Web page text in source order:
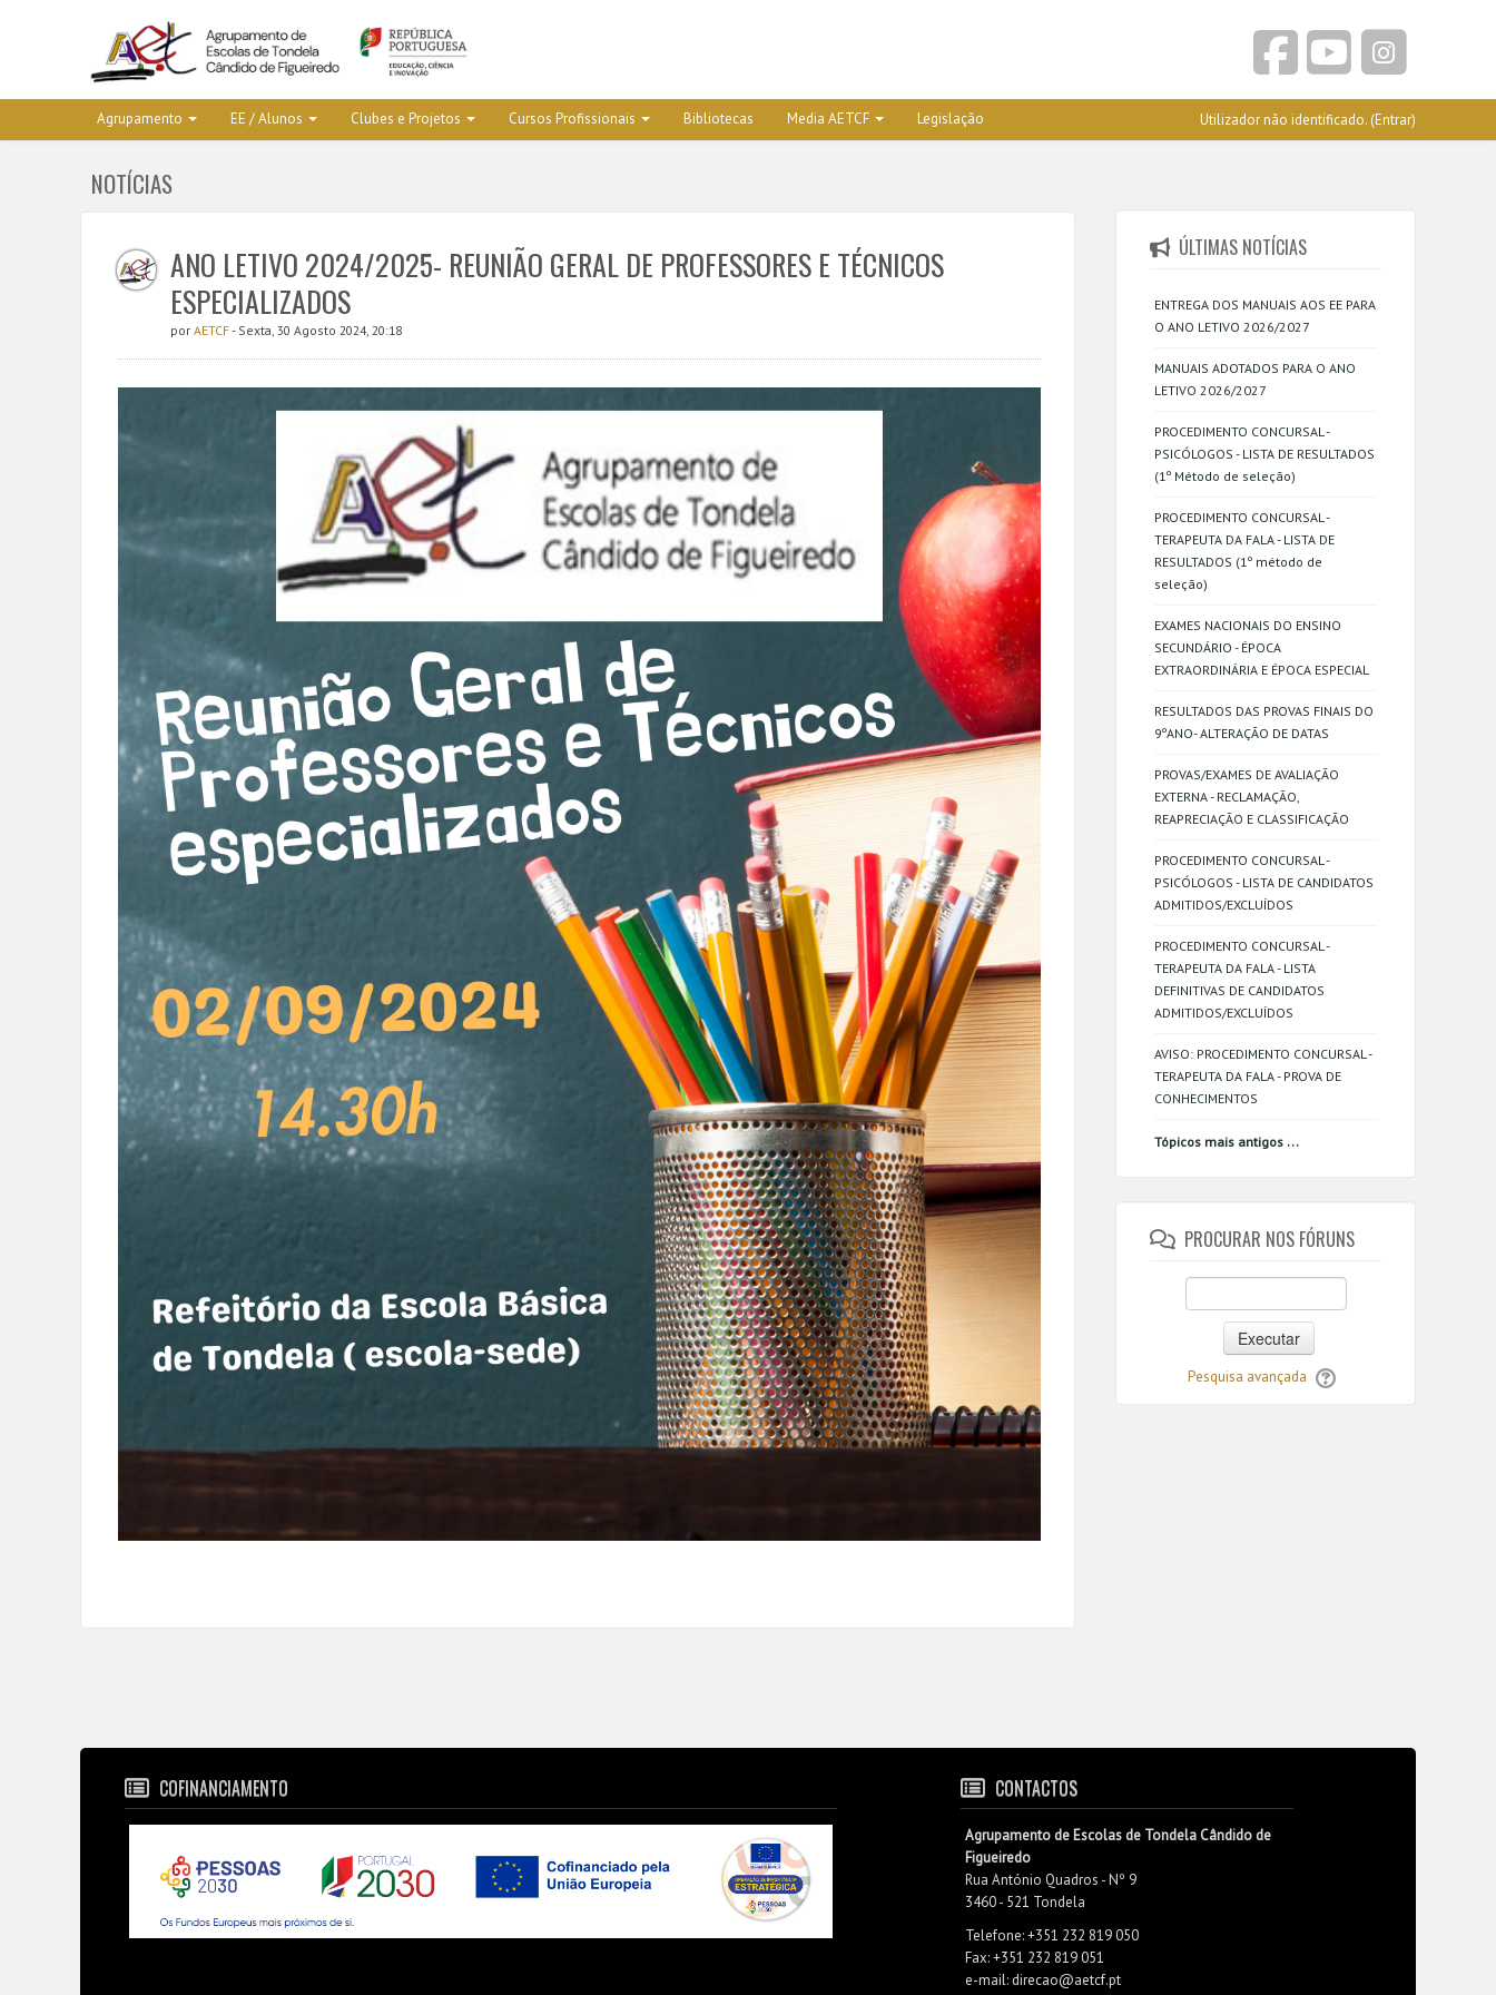
Agrupamento EE / Alunos Clubes e Projetos Cursos Profissionais Bibliotecas Media AETCF Legislação Utilizador não identificado. (Entrar)
NOTÍCIAS
ANO LETIVO 2024/2025- REUNIÃO GERAL DE PROFESSORES E TÉCNICOS
ESPECIALIZADOS
por AETCF- Sexta, 30 Agosto 2024, 20:18
ÚLTIMAS NOTÍCIAS
ENTREGA DOS MANUAIS AOS EE PARA
O ANO LETIVO 2026/2027
MANUAIS ADOTADOS PARA O ANO
LETIVO 2026/2027
PROCEDIMENTO CONCURSAL -
PSICÓLOGOS - LISTA DE RESULTADOS
(1º Método de seleção)
PROCEDIMENTO CONCURSAL -
TERAPEUTA DA FALA - LISTA DE
RESULTADOS (1º método de
seleção)
EXAMES NACIONAIS DO ENSINO
SECUNDÁRIO - ÉPOCA
EXTRAORDINÁRIA E ÉPOCA ESPECIAL
RESULTADOS DAS PROVAS FINAIS DO
9ºANO- ALTERAÇÃO DE DATAS
PROVAS/EXAMES DE AVALIAÇÃO
EXTERNA - RECLAMAÇÃO,
REAPRECIAÇÃO E CLASSIFICAÇÃO
PROCEDIMENTO CONCURSAL -
PSICÓLOGOS - LISTA DE CANDIDATOS
ADMITIDOS/EXCLUÍDOS
PROCEDIMENTO CONCURSAL -
TERAPEUTA DA FALA - LISTA
DEFINITIVAS DE CANDIDATOS
ADMITIDOS/EXCLUÍDOS
AVISO: PROCEDIMENTO CONCURSAL -
TERAPEUTA DA FALA - PROVA DE
CONHECIMENTOS
Tópicos mais antigos ...
PROCURAR NOS FÓRUNS
Executar
Pesquisa avançada
COFINANCIAMENTO CONTACTOS
Agrupamento de Escolas de Tondela Cândido de
Figueiredo
Rua António Quadros - Nº 9
3460 - 521 Tondela
Telefone: +351 232 819 050
Fax: +351 232 819 051
e-mail: direcao@aetcf.pt